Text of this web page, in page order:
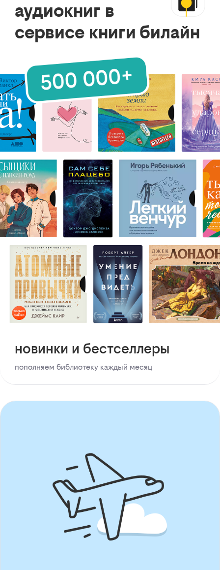
аудиокниг в
сервисе книги билайн
новинки и бестселлеры
пополняем библиотеку каждый месяц